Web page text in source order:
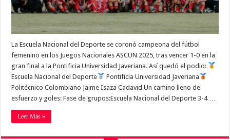
La Escuela Nacional del Deporte se coronó campeona del fútbol
femenino en los Juegos Nacionales ASCUN 2025, tras vencer 1-0 en la
gran final a la Pontificia Universidad Javeriana. Así quedó el podio:
Escuela Nacional del Deporte
Pontificia Universidad Javeriana
Politécnico Colombiano Jaime Isaza Cadavid Un camino lleno de
esfuerzo y goles: Fase de grupos:Escuela Nacional del Deporte 3-4 …
Leer Más »